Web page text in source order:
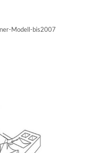
Modell-bis2007